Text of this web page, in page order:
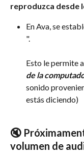
reproduzca desde
En Ava, se
".
Esto le permite
de la
sonido
estás diciendo)
🔇
volumen de